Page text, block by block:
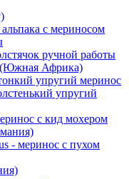
с мериносом
ручной работы
Африка)
упругий меринос
упругий
с кид мохером
- меринос с пухом